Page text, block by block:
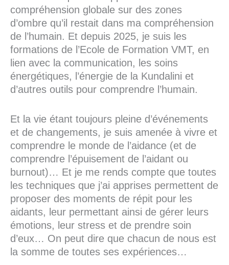
compréhension globale sur des zones
d’ombre qu’il restait dans ma compréhension
de l’humain. Et depuis 2025, je suis les
formations de l’Ecole de Formation VMT, en
lien avec la communication, les soins
énergétiques, l’énergie de la Kundalini et
d’autres outils pour comprendre l’humain.
Et la vie étant toujours pleine d’événements
et de changements, je suis amenée à vivre et
comprendre le monde de l’aidance (et de
comprendre l’épuisement de l’aidant ou
burnout)… Et je me rends compte que toutes
les techniques que j’ai apprises permettent de
proposer des moments de répit pour les
aidants, leur permettant ainsi de gérer leurs
émotions, leur stress et de prendre soin
d’eux… On peut dire que chacun de nous est
la somme de toutes ses expériences…